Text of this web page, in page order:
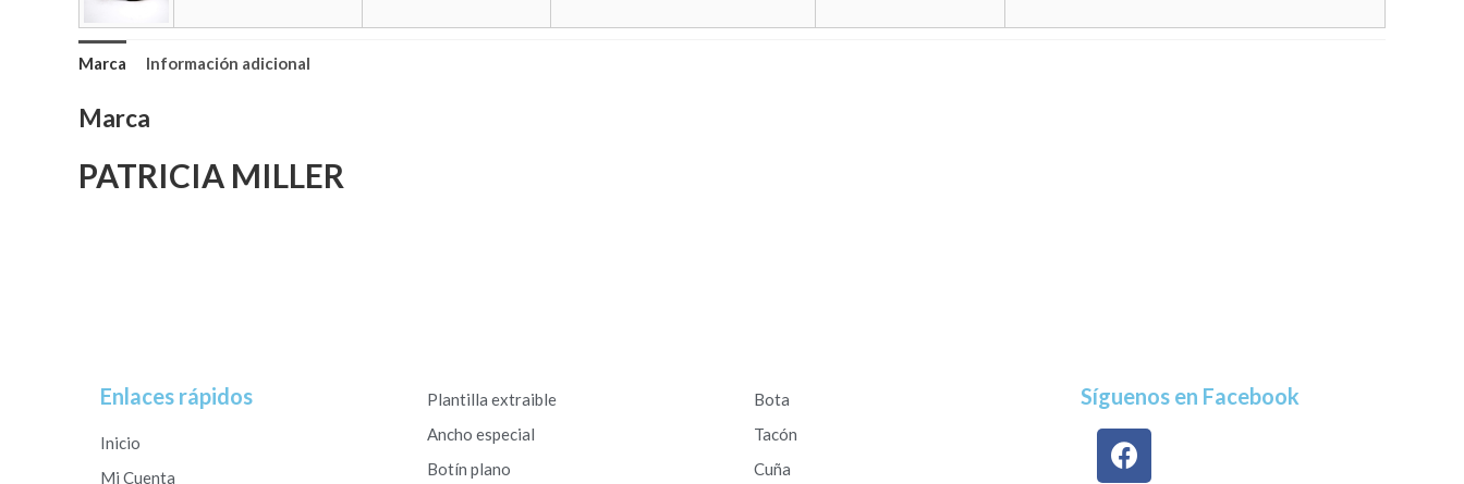
Marca Información adicional
Marca
PATRICIA MILLER
Enlaces rápidos
Inicio
Mi Cuenta
Plantilla extraible
Ancho especial
Botín plano
Bota
Tacón
Cuña
Síguenos en Facebook